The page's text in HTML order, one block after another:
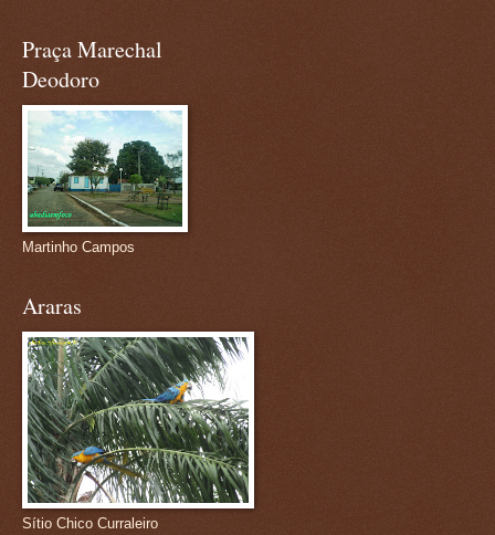
Praça Marechal
Deodoro
Martinho Campos
Araras
Sítio Chico Curraleiro